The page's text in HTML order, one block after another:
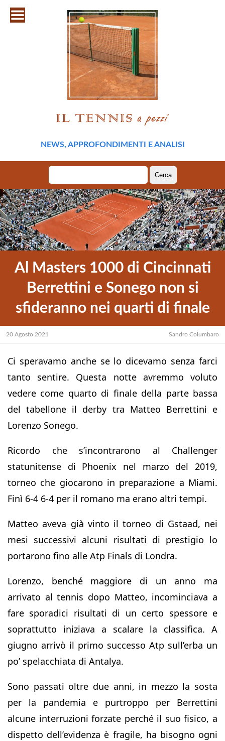
NEWS, APPROFONDIMENTI E ANALISI
per:
Al Masters 1000 di Cincinnati
Berrettini e Sonego non si
sfideranno nei quarti di finale
20 Agosto 2021 Sandro Columbaro
Ci speravamo anche se lo dicevamo senza farci
tanto sentire. Questa notte avremmo voluto
vedere come quarto di finale della parte bassa
del tabellone il derby tra Matteo Berrettini e
Lorenzo Sonego.
Ricordo che s’incontrarono al Challenger
statunitense di Phoenix nel marzo del 2019,
torneo che giocarono in preparazione a Miami.
Finì 6-4 6-4 per il romano ma erano altri tempi.
Matteo aveva già vinto il torneo di Gstaad, nei
mesi successivi alcuni risultati di prestigio lo
portarono fino alle Atp Finals di Londra.
Lorenzo, benché maggiore di un anno ma
arrivato al tennis dopo Matteo, incominciava a
fare sporadici risultati di un certo spessore e
soprattutto iniziava a scalare la classifica. A
giugno arrivò il primo successo Atp sull’erba un
po’ spelacchiata di Antalya.
Sono passati oltre due anni, in mezzo la sosta
per la pandemia e purtroppo per Berrettini
alcune interruzioni forzate perché il suo fisico, a
dispetto dell’evidenza è fragile, ha bisogno ogni